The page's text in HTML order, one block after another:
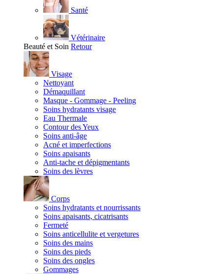
Santé
Vétérinaire
Beauté et Soin Retour
Visage
Nettoyant
Démaquillant
Masque - Gommage - Peeling
Soins hydratants visage
Eau Thermale
Contour des Yeux
Soins anti-âge
Acné et imperfections
Soins apaisants
Anti-tache et dépigmentants
Soins des lèvres
Corps
Soins hydratants et nourrissants
Soins apaisants, cicatrisants
Fermeté
Soins anticellulite et vergetures
Soins des mains
Soins des pieds
Soins des ongles
Gommages